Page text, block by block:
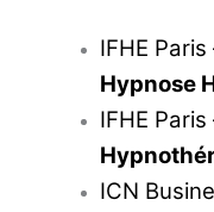
IFHE Paris
Hypnose
IFHE Paris
ICN